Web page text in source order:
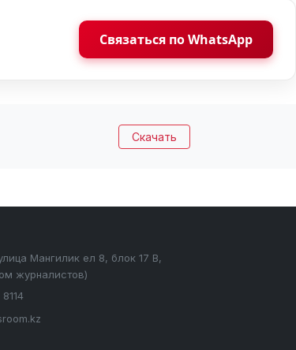
Связаться по WhatsApp
Скачать
Мангилик ел 8, блок 17 В,
журналистов)